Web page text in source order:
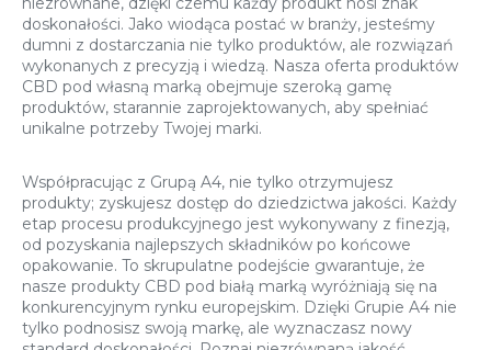
doskonałości. Jako wiodąca postać w branży, jesteśmy
dumni z dostarczania nie tylko produktów, ale rozwiązań
wykonanych z precyzją i wiedzą. Nasza oferta produktów
CBD pod własną marką obejmuje szeroką gamę
produktów, starannie zaprojektowanych, aby spełniać
unikalne potrzeby Twojej marki.
Współpracując z Grupą A4, nie tylko otrzymujesz
produkty; zyskujesz dostęp do dziedzictwa jakości. Każdy
etap procesu produkcyjnego jest wykonywany z finezją,
od pozyskania najlepszych składników po końcowe
opakowanie. To skrupulatne podejście gwarantuje, że
nasze produkty CBD pod białą marką wyróżniają się na
konkurencyjnym rynku europejskim. Dzięki Grupie A4 nie
tylko podnosisz swoją markę, ale wyznaczasz nowy